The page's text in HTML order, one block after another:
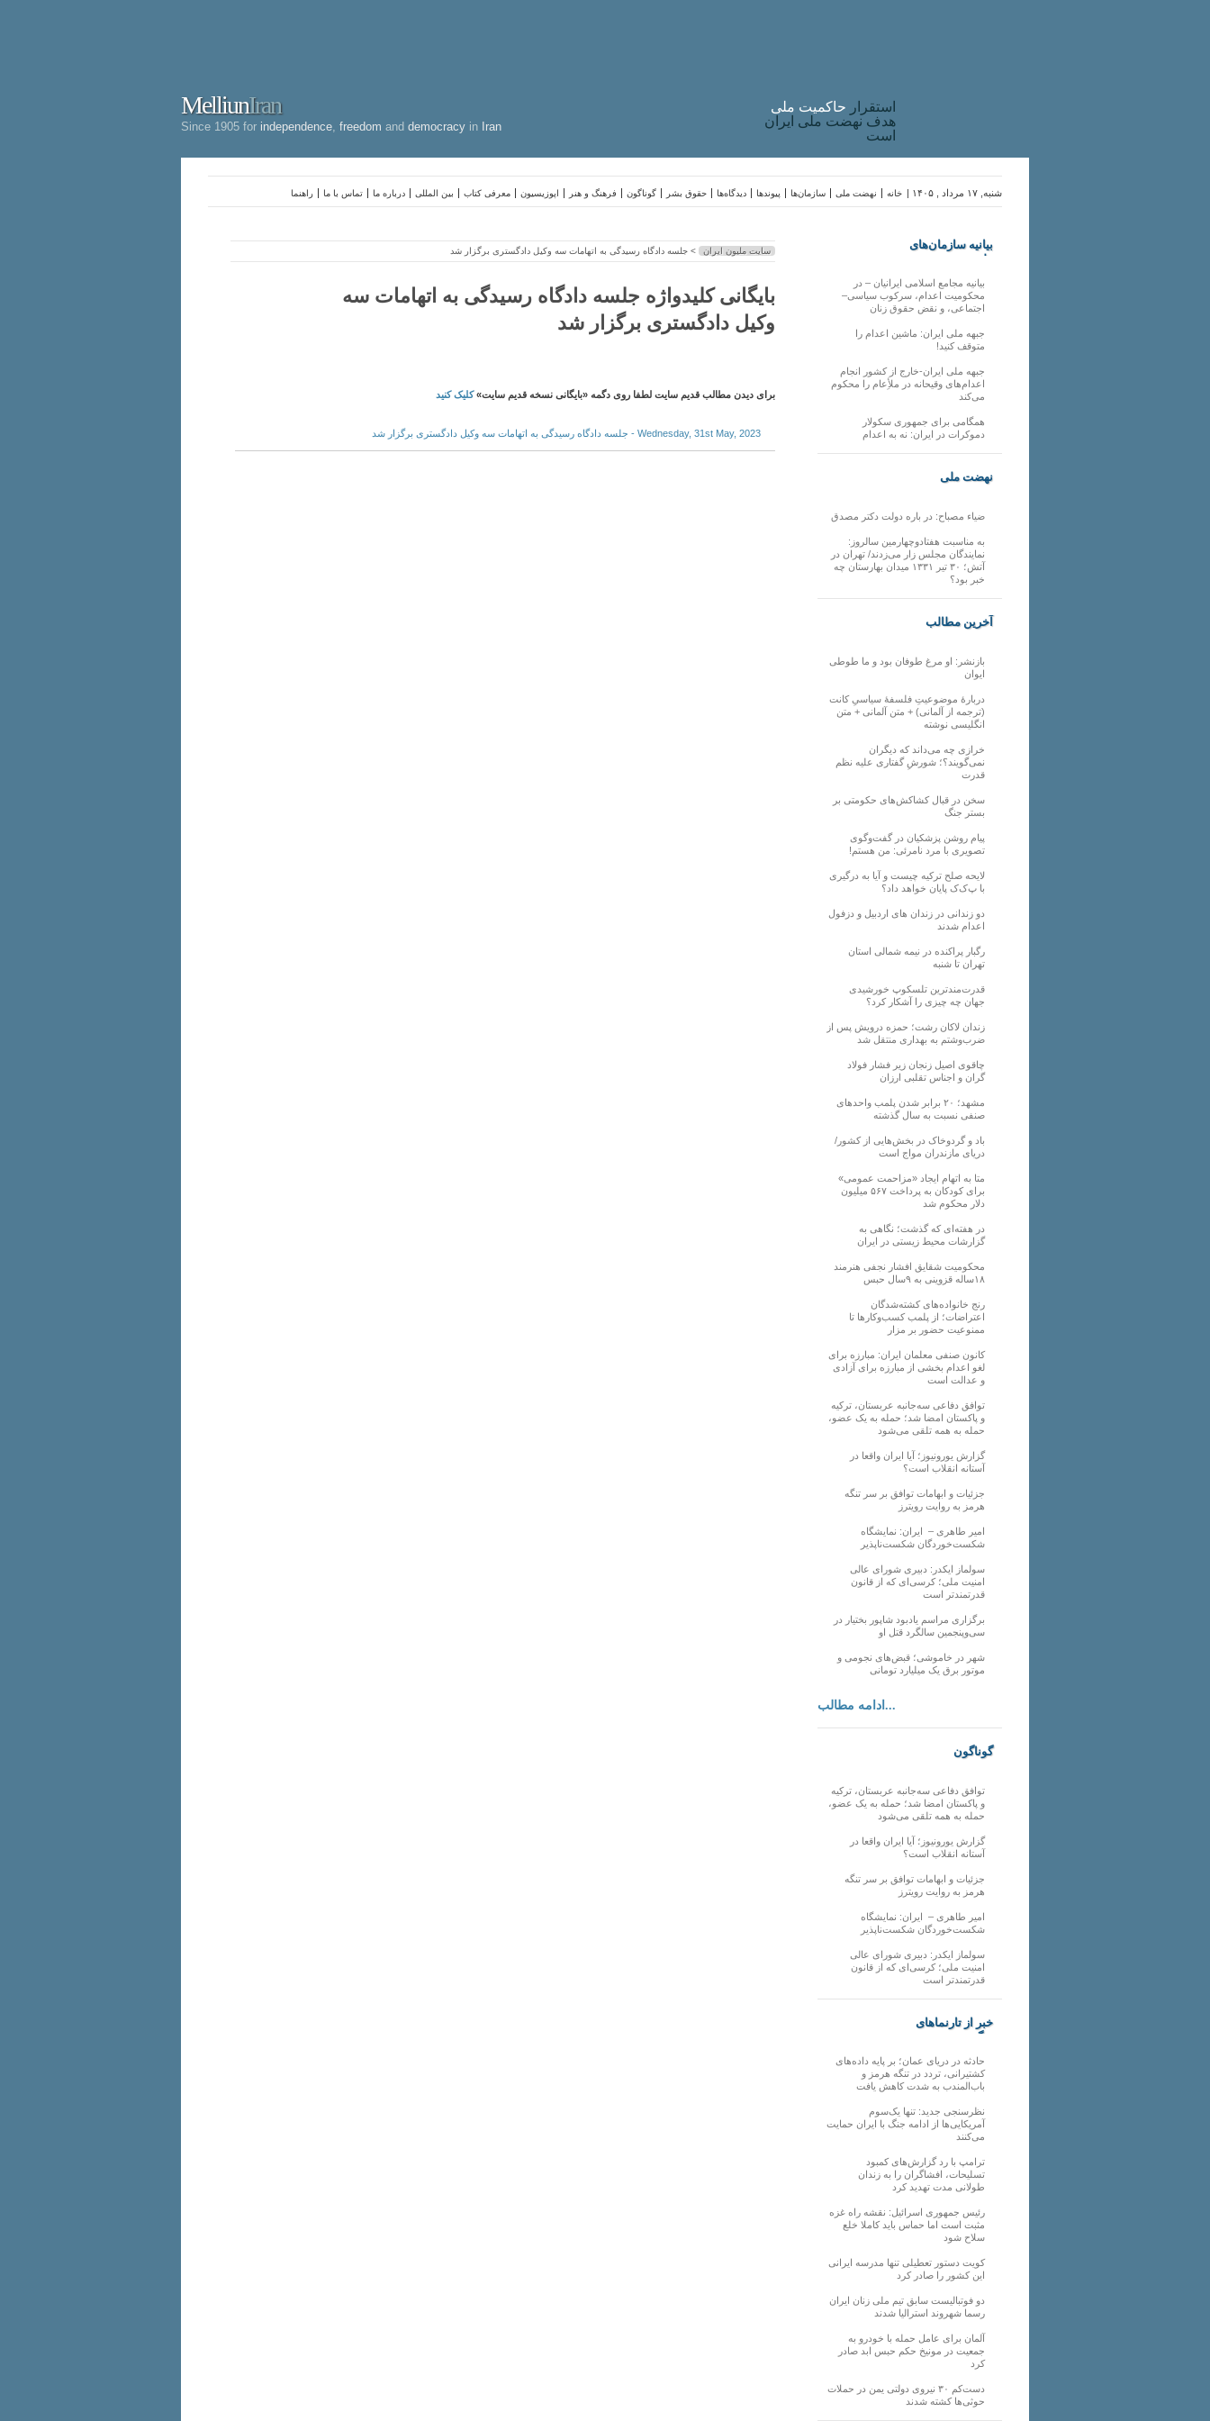
MelliunIran
Since 1905 for independence freedom and democracy in Iran
استقرار حاکميت ملی
هدف نهضت ملی ایران
است
راهنما تماس با ما درباره ما بین المللی معرفی کتاب اپوزیسیون فرهنگ و هنر گوناگون حقوق بشر دیدگاه‌ها پیوندها سازمان‌ها نهضت ملی خانه شنبه, ۱۷ مرداد , ۱۴۰۵ |
سایت ملیون ایران > جلسه دادگاه رسیدگی به اتهامات سه وکیل دادگستری برگزار شد
بایگانی کلیدواژه جلسه دادگاه رسیدگی به اتهامات سه
وکیل دادگستری برگزار شد
برای دیدن مطالب قدیم سایت لطفا روی دگمه «بایگانی نسخه قدیم سایت»کلیک کنید
Wednesday, 31st May, 2023 - جلسه دادگاه رسیدگی به اتهامات سه وکیل دادگستری برگزار شد
بیانیه سازمان‌های
ملی
بیانیه مجامع اسلامی ایرانیان – در
محکومیت اعدام، سرکوب سیاسی–
اجتماعی، و نقض حقوق زنان
جبهه ملی ایران: ماشین اعدام را
متوقف کنید!
جبهه ملی ایران-خارج از کشور انجام
اعدام‌های وقیحانه در ملأِعام را محکوم
می‌کند
همگامی برای جمهوری سکولار
دموکرات در ایران: نه به اعدام
نهضت ملی
ضیاء مصباح: در باره دولت دکتر مصدق
به مناسبت هفتادوچهارمین سالروز:
نمایندگان مجلس زار می‌زدند/ تهران در
آتش؛ ۳۰ تیر ۱۳۳۱ میدان بهارستان چه
خبر بود؟
آخرین مطالب
بازنشر: او مرغ طوفان بود و ما طوطی
ایوان
دربارهٔ موضوعیتِ فلسفهٔ سیاسیِ کانت
(ترجمه از آلمانی) + متن آلمانی + متن
انگلیسی نوشته
خرازی چه می‌داند که دیگران
نمی‌گویند؟؛ شورشِ گفتاری علیه نظم
قدرت
سخن در قبال کشاکش‌های حکومتی بر
بستر جنگ
پیام روشن پزشکیان در گفت‌و‌گوی
تصویری با مرد نامرئی: من هستم!
لایحه صلح ترکیه چیست و آیا به درگیری
با پ‌ک‌ک پایان خواهد داد؟
دو زندانی در زندان های اردبیل و دزفول
اعدام شدند
رگبار پراکنده در نیمه شمالی استان
تهران تا شنبه
قدرت‌مندترین تلسکوپ خورشیدی
جهان چه چیزی را آشکار کرد؟
زندان لاکان رشت؛ حمزه درویش پس از
ضرب‌وشتم به بهداری منتقل شد
چاقوی اصیل زنجان زیر فشار فولاد
گران و اجناس تقلبی ارزان
مشهد؛ ۲۰ برابر شدن پلمب واحدهای
صنفی نسبت به سال گذشته
باد و گردوخاک در بخش‌هایی از کشور/
دریای مازندران مواج است
متا به اتهام ایجاد «مزاحمت عمومی»
برای کودکان به پرداخت ۵۶۷ میلیون
دلار محکوم شد
در هفته‌ای که گذشت؛ نگاهی به
گزارشات محیط زیستی در ایران
محکومیت شقایق افشار نجفی هنرمند
۱۸ساله قزوینی به ۹سال حبس
رنج خانواده‌های کشته‌شدگان
اعتراضات؛ از پلمب کسب‌وکارها تا
ممنوعیت حضور بر مزار
کانون صنفی معلمان ایران: مبارزه برای
لغو اعدام بخشی از مبارزه برای آزادی
و عدالت است
توافق دفاعی سه‌جانبه عربستان، ترکیه
و پاکستان امضا شد؛ حمله به یک عضو،
حمله به همه تلقی می‌شود
گزارش یورونیوز؛ آیا ایران واقعا در
آستانه انقلاب است؟
جزئیات و ابهامات توافق بر سر تنگه
هرمز به روایت رویترز
امیر طاهری – ایران: نمایشگاه
شکست‌خوردگان شکست‌ناپذیر
سولماز ایکدر: دبیری شورای عالی
امنیت ملی؛ کرسی‌ای که از قانون
قدرتمندتر است
برگزاری مراسم یادبود شاپور بختیار در
سی‌وپنجمین سالگرد قتل او
شهر در خاموشی؛ قبض‌های نجومی و
موتور برق یک میلیارد تومانی
ادامه مطالب...
گوناگون
توافق دفاعی سه‌جانبه عربستان، ترکیه
و پاکستان امضا شد؛ حمله به یک عضو،
حمله به همه تلقی می‌شود
گزارش یورونیوز؛ آیا ایران واقعا در
آستانه انقلاب است؟
جزئیات و ابهامات توافق بر سر تنگه
هرمز به روایت رویترز
امیر طاهری – ایران: نمایشگاه
شکست‌خوردگان شکست‌ناپذیر
سولماز ایکدر: دبیری شورای عالی
امنیت ملی؛ کرسی‌ای که از قانون
قدرتمندتر است
خبر از تارنماهای
دیگر
حادثه در دریای عمان؛ بر پایه داده‌های
کشتیرانی، تردد در تنگه هرمز و
باب‌المندب به شدت کاهش یافت
نظرسنجی جدید: تنها یک‌سوم
آمریکایی‌ها از ادامه جنگ با ایران حمایت
می‌کنند
ترامپ با رد گزارش‌های کمبود
تسلیحات، افشاگران را به زندان
طولانی مدت تهدید کرد
رئیس‌ جمهوری اسرائیل: نقشه راه غزه
مثبت است اما حماس باید کاملا خلع
سلاح شود
کویت دستور تعطیلی تنها مدرسه ایرانی
این کشور را صادر کرد
دو فوتبالیست سابق تیم ملی زنان ایران
رسما شهروند استرالیا شدند
آلمان برای عامل حمله با خودرو به
جمعیت در مونیخ حکم حبس ابد صادر
کرد
دست‌کم ۳۰ نیروی دولتی یمن در حملات
حوثی‌ها کشته شدند